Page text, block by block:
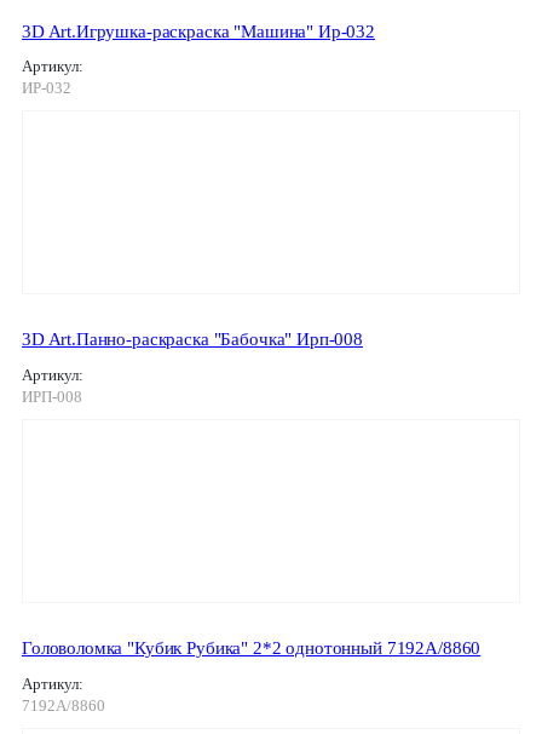
3D Art.Игрушка-раскраска "Машина" Ир-032
Артикул:
ИР-032
3D Art.Панно-раскраска "Бабочка" Ирп-008
Артикул:
ИРП-008
Головоломка "Кубик Рубика" 2*2 однотонный 7192А/8860
Артикул:
7192А/8860